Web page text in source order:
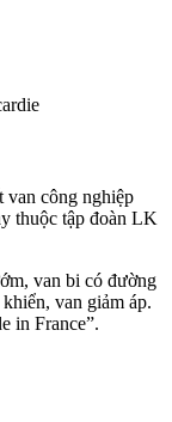
van công nghiệp
thuộc tập đoàn LK
van bi có đường
van giảm áp.
in France”.